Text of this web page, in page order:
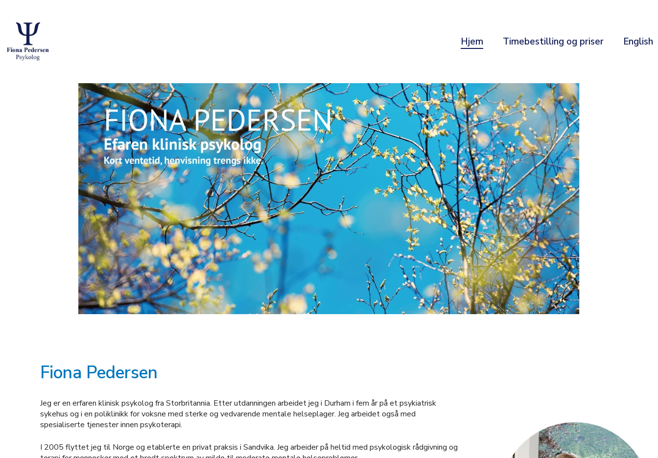
Hjem Timebestilling og priser English
Fiona Pedersen
Jeg er en erfaren klinisk psykolog fra Storbritannia. Etter utdanningen arbeidet jeg i Durham i fem år på et psykiatrisk
sykehus og i en poliklinikk for voksne med sterke og vedvarende mentale helseplager. Jeg arbeidet også med
spesialiserte tjenester innen psykoterapi.
I 2005 flyttet jeg til Norge og etablerte en privat praksis i Sandvika. Jeg arbeider på heltid med psykologisk rådgivning og